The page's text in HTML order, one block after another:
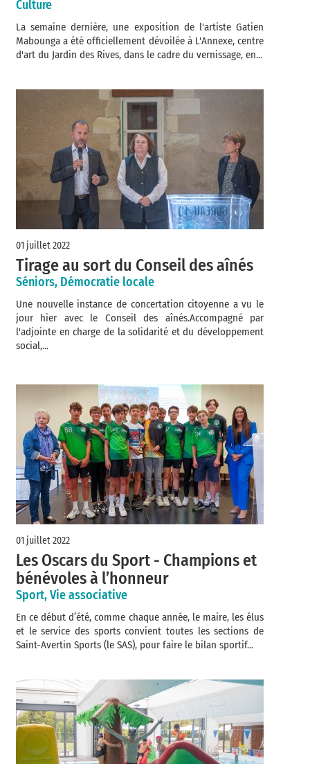
Culture
La semaine dernière, une exposition de l'artiste Gatien
Mabounga a été officiellement dévoilée à L'Annexe, centre
d'art du Jardin des Rives, dans le cadre du vernissage, en...
01 juillet 2022
Tirage au sort du Conseil des aînés
Séniors, Démocratie locale
Une nouvelle instance de concertation citoyenne a vu le
jour hier avec le Conseil des aînés.Accompagné par
l'adjointe en charge de la solidarité et du développement
social,...
01 juillet 2022
Les Oscars du Sport - Champions et
bénévoles à l’honneur
Sport, Vie associative
En ce début d’été, comme chaque année, le maire, les élus
et le service des sports convient toutes les sections de
Saint-Avertin Sports (le SAS), pour faire le bilan sportif...